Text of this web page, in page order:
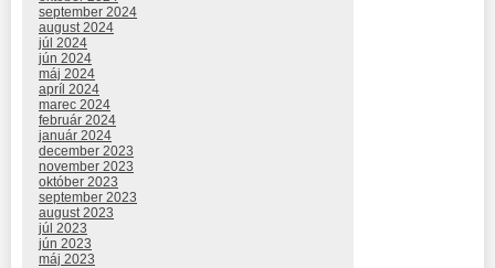
september 2024
august 2024
júl 2024
jún 2024
máj 2024
apríl 2024
marec 2024
február 2024
január 2024
december 2023
november 2023
október 2023
september 2023
august 2023
júl 2023
jún 2023
máj 2023